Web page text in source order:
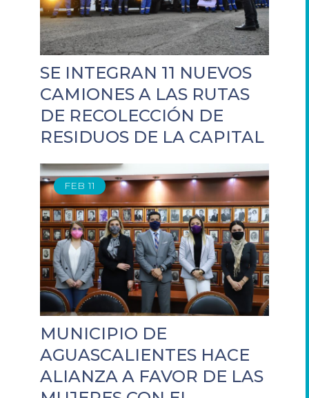
SE INTEGRAN 11 NUEVOS
CAMIONES A LAS RUTAS
DE RECOLECCIÓN DE
RESIDUOS DE LA CAPITAL
FEB 11
MUNICIPIO DE
AGUASCALIENTES HACE
ALIANZA A FAVOR DE LAS